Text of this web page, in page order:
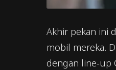
Akhir pekan ini
mobil mereka.
dengan line-up